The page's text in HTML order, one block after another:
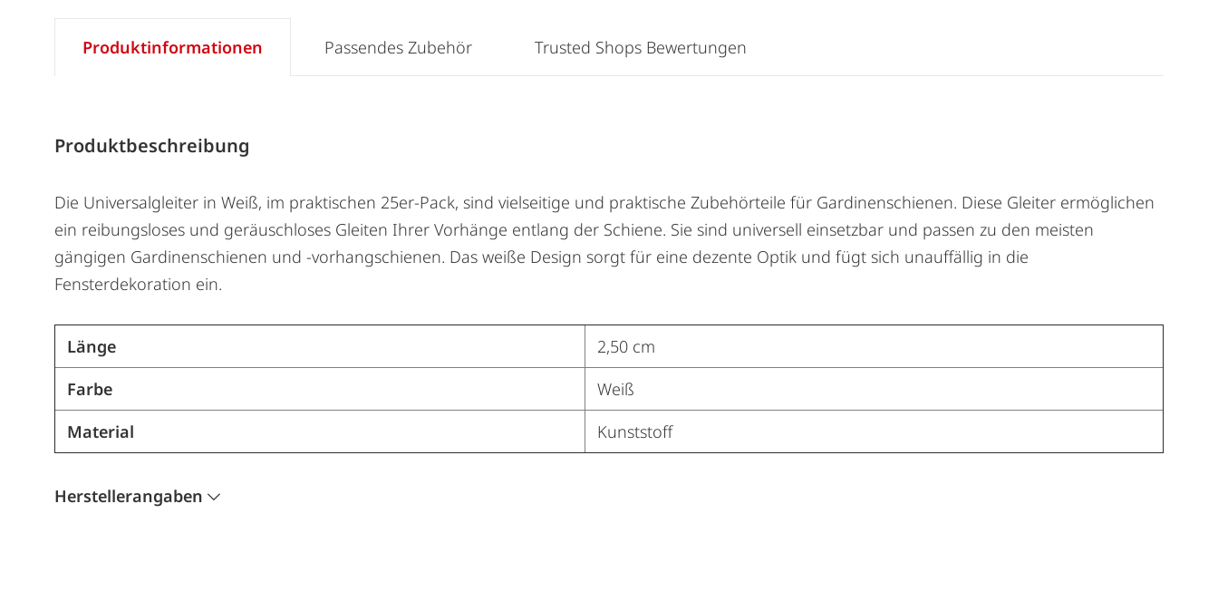
Produktinformationen
Produktbeschreibung
Die Universalgleiter in Weiß, im praktischen 25er-Pack, sind vielseitige und praktische Zubehörteile für Gardinenschienen. Diese Gleiter ermöglichen
ein reibungsloses und geräuschloses Gleiten Ihrer Vorhänge entlang der Schiene. Sie sind universell einsetzbar und passen zu den meisten
gängigen Gardinenschienen und -vorhangschienen. Das weiße Design sorgt für eine dezente Optik und fügt sich unauffällig in die
Fensterdekoration ein.
Länge
2,50 cm
Farbe
Weiß
Material
Kunststoff
Herstellerangaben
Passendes Zubehör Trusted Shops Bewertungen